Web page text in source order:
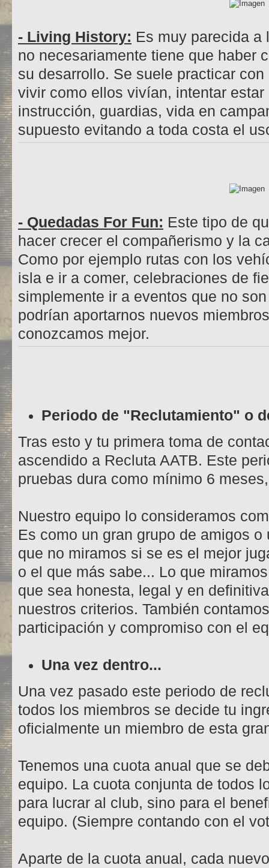
- Living History: Es muy parecida a
no necesariamente tiene que haber
su desarrollo. Se suele practicar
vivir como ellos vivían, intentar
instrucción, guardias, vida en
supuesto evitando a toda costa el
- Quedadas For Fun: Este tipo de
hacer crecer el compañerismo y la
Como por ejemplo rutas con los
isla e ir a comer, celebraciones de
simplemente ir a eventos que no
podrían aportarnos nuevos
conozcamos mejor.
Periodo de "Reclutamiento" o
Tras esto y tu primera toma de
ascendido a Recluta AATB. Este
pruebas dura como mínimo 6
Nuestro equipo lo consideramos
Es como un gran grupo de amigos
que no miramos si se es el mejor
o el que más sabe... Lo que
que sea honesta, legal y en
nuestros criterios. También
participación y compromiso con el
Una vez dentro...
Una vez pasado este periodo de
todos los miembros se decide tu
oficialmente un miembro de esta
Tenemos una cuota anual que se
equipo. La cuota conjunta de todos
para lucrar al club, sino para el
equipo. (Siempre contando con el
Aparte de la cuota anual, cada